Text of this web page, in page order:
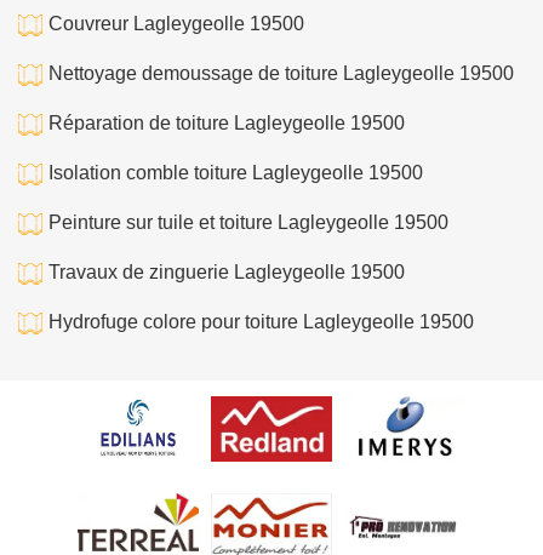
Couvreur Lagleygeolle 19500
Nettoyage demoussage de toiture Lagleygeolle 19500
Réparation de toiture Lagleygeolle 19500
Isolation comble toiture Lagleygeolle 19500
Peinture sur tuile et toiture Lagleygeolle 19500
Travaux de zinguerie Lagleygeolle 19500
Hydrofuge colore pour toiture Lagleygeolle 19500